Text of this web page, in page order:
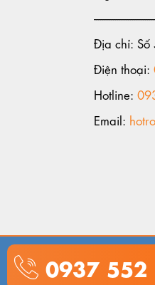
Địa chỉ: Số
Điện thoại:
Hotline:
Email:
© 2018.
0937 552